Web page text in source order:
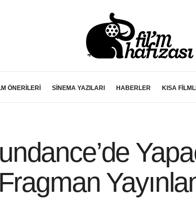
ÖNERİLERİ SİNEMA YAZILARI HABERLER KISA